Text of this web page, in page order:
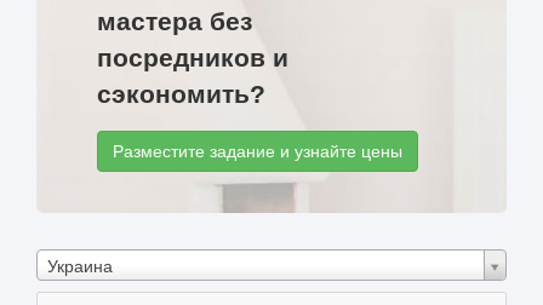
мастера без
посредников и
сэкономить?
Разместите задание и узнайте цены
Украина